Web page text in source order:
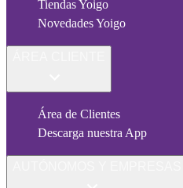
Tiendas Yoigo
Novedades Yoigo
Área de Clientes
Descarga nuestra App